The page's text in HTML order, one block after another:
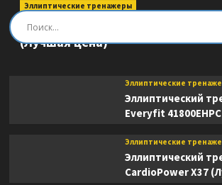
Эллиптические тренажеры
Эллиптический тренажер DFC
(Лучшая цена)
Эллиптические
Эллиптический
Everyfit
Эллиптические
Эллиптический
CardioPower X37